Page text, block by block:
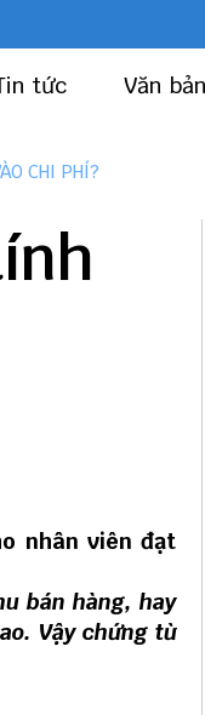
tức Văn
CHI PHÍ?
nhân viên đạt
bán hàng, hay
Vậy chứng từ